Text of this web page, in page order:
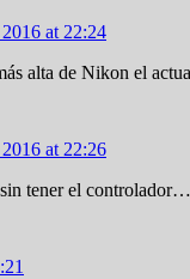
at 22:24
alta de Nikon el
at 22:26
tener el